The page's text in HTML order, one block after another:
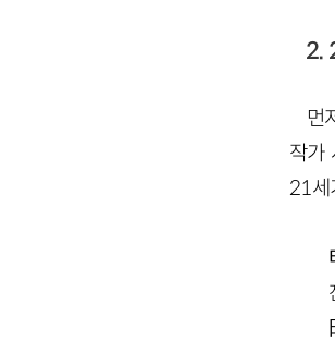
2.
먼
작가
21세